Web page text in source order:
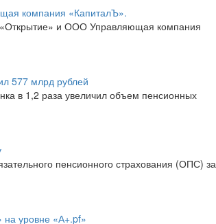
компания «КапиталЪ».
и ООО Управляющая компания
577 млрд рублей
в 1,2 раза увеличил объем пенсионных
пенсионного страхования (ОПС) за
на уровне «А+.pf»